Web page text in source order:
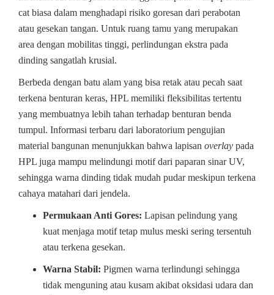
cat biasa dalam menghadapi risiko goresan dari perabotan
atau gesekan tangan. Untuk ruang tamu yang merupakan
area dengan mobilitas tinggi, perlindungan ekstra pada
dinding sangatlah krusial.
Berbeda dengan batu alam yang bisa retak atau pecah saat
terkena benturan keras, HPL memiliki fleksibilitas tertentu
yang membuatnya lebih tahan terhadap benturan benda
tumpul. Informasi terbaru dari laboratorium pengujian
material bangunan menunjukkan bahwa lapisan overlay pada
HPL juga mampu melindungi motif dari paparan sinar UV,
sehingga warna dinding tidak mudah pudar meskipun terkena
cahaya matahari dari jendela.
Permukaan Anti Gores: Lapisan pelindung yang
kuat menjaga motif tetap mulus meski sering tersentuh
atau terkena gesekan.
Warna Stabil: Pigmen warna terlindungi sehingga
tidak menguning atau kusam akibat oksidasi udara dan